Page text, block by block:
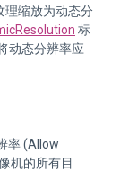
理缩放为动态分
标
动态分辨率应
率 (Allow
机的所有目